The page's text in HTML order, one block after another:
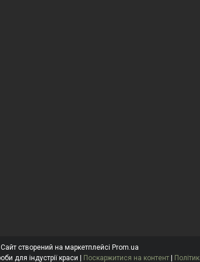
Сайт створений на маркетплейсі Prom.ua
Поскаржитися на контент